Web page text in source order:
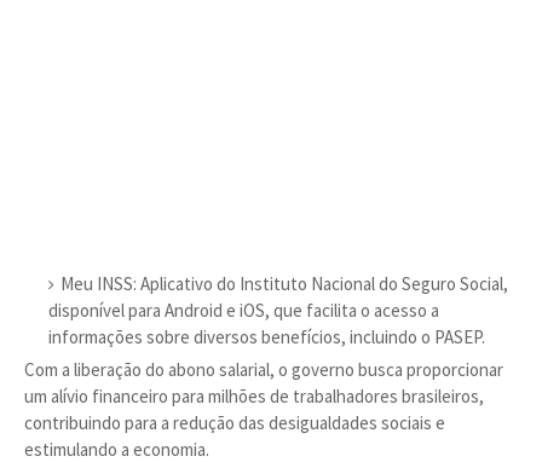
Meu INSS: Aplicativo do Instituto Nacional do Seguro Social,
disponível para Android e iOS, que facilita o acesso a
informações sobre diversos benefícios, incluindo o PASEP.
Com a liberação do abono salarial, o governo busca proporcionar
um alívio financeiro para milhões de trabalhadores brasileiros,
contribuindo para a redução das desigualdades sociais e
estimulando a economia.